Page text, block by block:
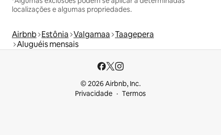
localizações e algumas propriedades.
Airbnb Estônia Valgamaa Taagepera
Aluguéis mensais
© 2026 Airbnb, Inc.
Privacidade
Termos